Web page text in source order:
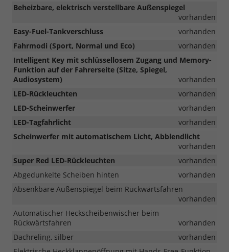
Beheizbare, elektrisch verstellbare Außenspiegel
vorhanden
Easy-Fuel-Tankverschluss
vorhanden
Fahrmodi (Sport, Normal und Eco)
vorhanden
Intelligent Key mit schlüssellosem Zugang und Memory-
Funktion auf der Fahrerseite (Sitze, Spiegel,
Audiosystem)
vorhanden
LED-Rückleuchten
vorhanden
LED-Scheinwerfer
vorhanden
LED-Tagfahrlicht
vorhanden
Scheinwerfer mit automatischem Licht, Abblendlicht
vorhanden
Super Red LED-Rückleuchten
vorhanden
Abgedunkelte Scheiben hinten
vorhanden
Absenkbare Außenspiegel beim Rückwärtsfahren
vorhanden
Automatischer Heckscheibenwischer beim
Rückwärtsfahren
vorhanden
Dachreling, silber
vorhanden